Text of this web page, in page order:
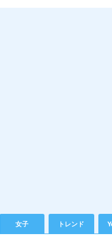
女子 トレンド